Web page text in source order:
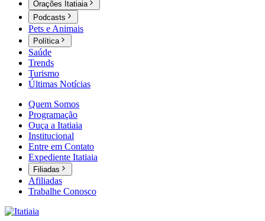
Orações Itatiaia
Podcasts
Pets e Animais
Política
Saúde
Trends
Turismo
Últimas Notícias
Quem Somos
Programação
Ouça a Itatiaia
Institucional
Entre em Contato
Expediente Itatiaia
Filiadas
Afiliadas
Trabalhe Conosco